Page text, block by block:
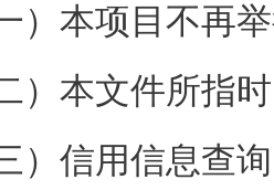
）本项目不再
）本文件所指
）信用信息查